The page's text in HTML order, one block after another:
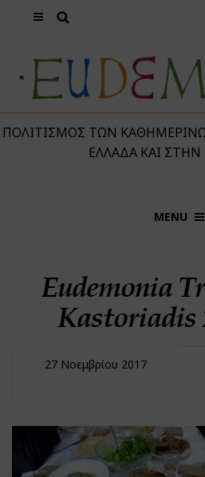
ΤΩΝ
ΕΛΛΆΔΑ ΚΑΙ
MENU
Eudemonia
Kastoriadis
27 Νοεμβρίου 2017